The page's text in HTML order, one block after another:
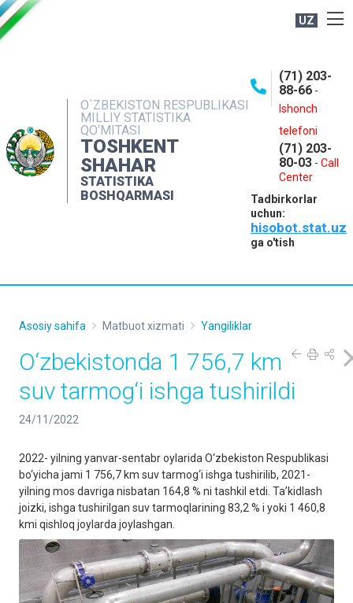
UZ
O`ZBEKISTON RESPUBLIKASI
MILLIY STATISTIKA
QO‘MITASI
TOSHKENT
SHAHAR
STATISTIKA
BOSHQARMASI
(71) 203-
88-66 -
Ishonch
telefoni
(71) 203-
80-03 - Call
Center
Tadbirkorlar
uchun:
hisobot.stat.uz
ga o'tish
NASHRLAR
INTERAKTIV XIZMATLAR
MATBUOT XIZMATI
MUROJAATLAR
Asosiy sahifa Matbuot xizmati Yangiliklar
O‘zbekistonda 1 756,7 km
suv tarmog‘i ishga tushirildi
24/11/2022
2022- yilning yanvar-sentabr oylarida O‘zbekiston Respublikasi
bo‘yicha jami 1 756,7 km suv tarmog‘i ishga tushirilib, 2021-
yilning mos davriga nisbatan 164,8 % ni tashkil etdi. Ta’kidlash
joizki, ishga tushirilgan suv tarmoqlarining 83,2 % i yoki 1 460,8
kmi qishloq joylarda joylashgan.